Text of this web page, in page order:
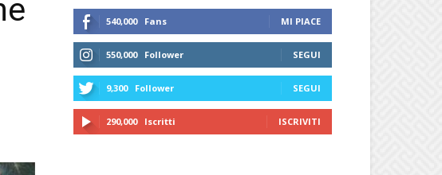
540,000 Fans MI PIACE
550,000 Follower SEGUI
9,300 Follower SEGUI
290,000 Iscritti ISCRIVITI